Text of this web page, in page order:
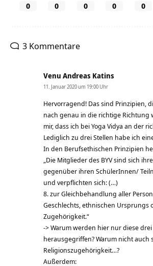
0 0 0 0 0
3 Kommentare
Venu Andreas Katins
11. Januar 2020 um 19:00 Uhr
Hervorragend! Das sind Prinzipien,
nach genau in die richtige Richtung
mir, dass ich bei Yoga Vidya an der
Lediglich zu drei Stellen habe ich
In den Berufsethischen Prinzipien
„Die Mitglieder des BYV sind sich
gegenüber ihren SchülerInnen/
und verpflichten sich: (…)
8. zur Gleichbehandlung aller
Geschlechts, ethnischen Ursprungs
Zugehörigkeit.“
-> Warum werden hier nur diese
herausgegriffen? Warum nicht auch
Religionszugehörigkeit…?
Außerdem: